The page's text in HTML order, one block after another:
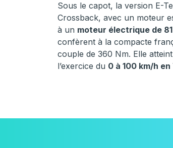
Sous le capot, la version E-
Crossback, avec un moteur
à un moteur électrique de
confèrent à la compacte
couple de 360 Nm. Elle
l’exercice du 0 à 100 km/h